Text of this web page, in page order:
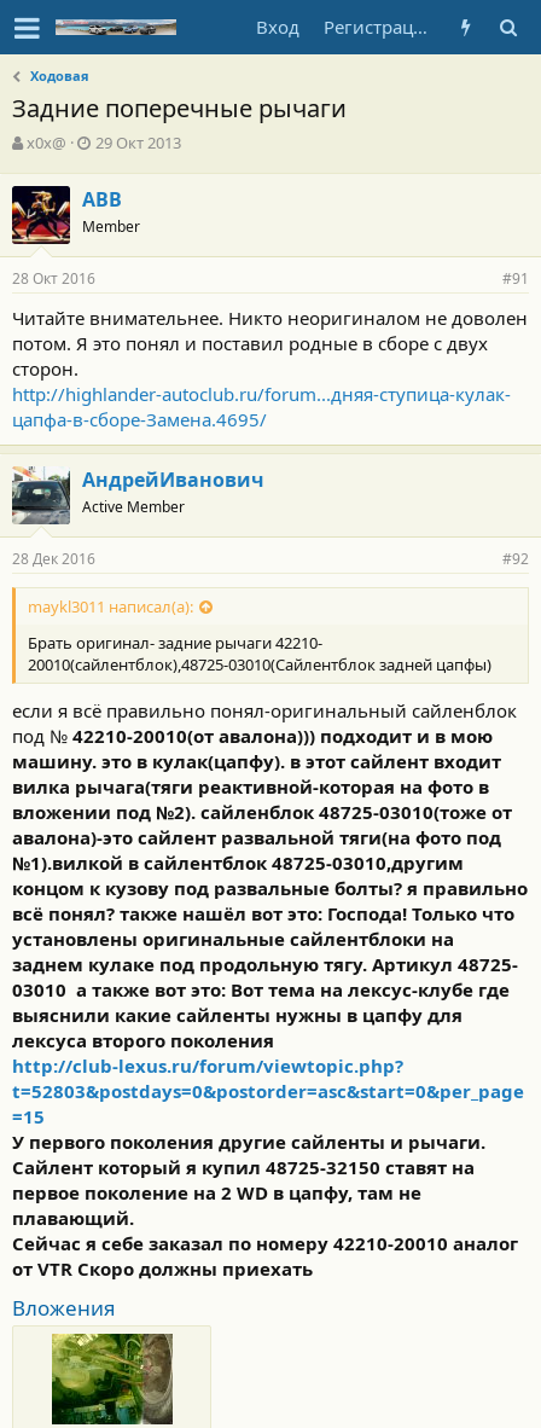
Вход Регистрация
Ходовая
Задние поперечные рычаги
А
т
о
р
т
е
м
ы
x0x@
Д
а
н
ч
а
л
а
29 Окт 2013
АВВ
Member
28 Окт 2016 #91
Читайте внимательнее. Никто неоригиналом не доволен
потом. Я это понял и поставил родные в сборе с двух
сторон.
http://highlander-autoclub.ru/forum...дняя-ступица-кулак-
цапфа-в-сборе-Замена.4695/
АндрейИванович
Active Member
28 Дек 2016 #92
maykl3011 написал(а):
Брать оригинал- задние рычаги 42210-
20010(сайлентблок),48725-03010(Сайлентблок задней цапфы)
если я всё правильно понял-оригинальный сайленблок
под № 42210-20010(от авалона))) подходит и в мою
машину. это в кулак(цапфу). в этот сайлент входит
вилка рычага(тяги реактивной-которая на фото в
вложении под №2). сайленблок 48725-03010(тоже от
авалона)-это сайлент развальной тяги(на фото под
№1).вилкой в сайлентблок 48725-03010,другим
концом к кузову под развальные болты? я правильно
всё понял? также нашёл вот это: Господа! Только что
установлены оригинальные сайлентблоки на
заднем кулаке под продольную тягу. Артикул 48725-
03010 а также вот это: Вот тема на лексус-клубе где
выяснили какие сайленты нужны в цапфу для
лексуса второго поколения
http://club-lexus.ru/forum/viewtopic.php?
t=52803&postdays=0&postorder=asc&start=0&per_page
=15
У первого поколения другие сайленты и рычаги.
Сайлент который я купил 48725-32150 ставят на
первое поколение на 2 WD в цапфу, там не
плавающий.
Сейчас я себе заказал по номеру 42210-20010 аналог
от VTR Скоро должны приехать
Вложения